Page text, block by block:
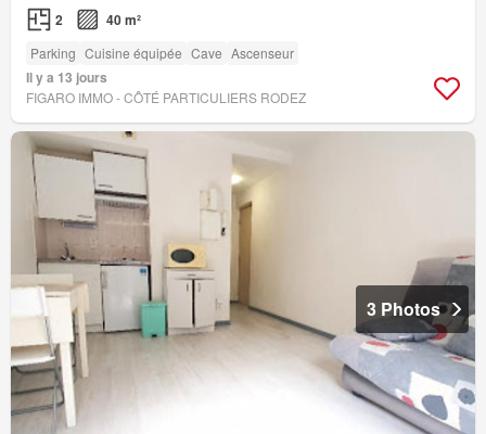
2 40 m²
Parking Cuisine équipée Cave Ascenseur
Il y a 13 jours
FIGARO IMMO - CÔTÉ PARTICULIERS RODEZ
3 Photos